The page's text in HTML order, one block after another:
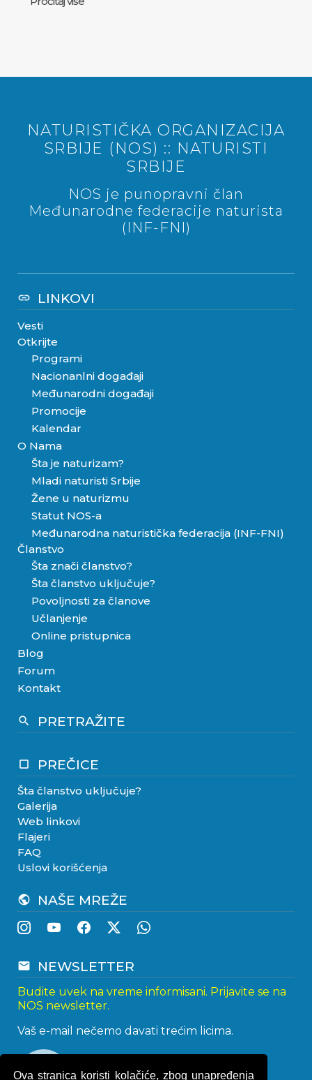
Ova stranica koristi kolačiće, zbog unapređenja
NATURISTIČKA ORGANIZACIJA
SRBIJE (NOS) :: NATURISTI
SRBIJE
NOS je punopravni član
Međunarodne federacije naturista
(INF-FNI)
link LINKOVI
Vesti
Otkrijte
Programi
Nacionanlni događaji
Međunarodni događaji
Promocije
Kalendar
O Nama
Šta je naturizam?
Mladi naturisti Srbije
Žene u naturizmu
Statut NOS-a
Međunarodna naturistička federacija (INF-FNI)
Članstvo
Šta znači članstvo?
Šta članstvo uključuje?
Povoljnosti za članove
Učlanjenje
Online pristupnica
Blog
Forum
Kontakt
search PRETRAŽITE
crop_square PREČICE
Šta članstvo uključuje?
Galerija
Web linkovi
Flajeri
FAQ
Uslovi korišćenja
public NAŠE MREŽE
email NEWSLETTER
Budite uvek na vreme informisani. Prijavite se na
NOS newsletter.
Vaš e-mail nečemo davati trećim licima.